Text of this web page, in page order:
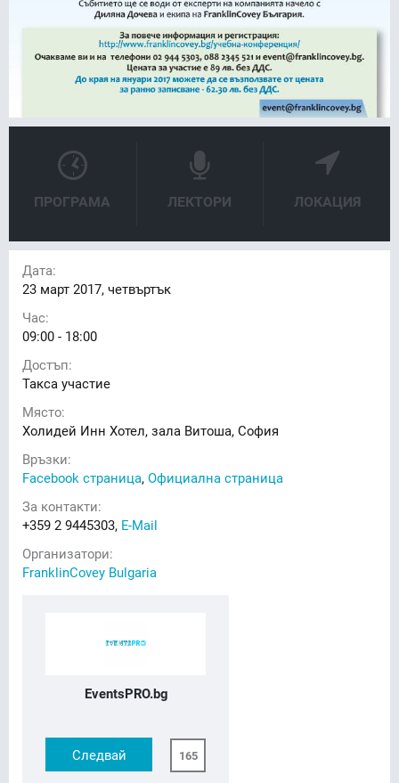
ПРОГРАМА ЛЕКТОРИ ЛОКАЦИЯ
Дата:
23 март 2017, четвъртък
Час:
09:00 - 18:00
Достъп:
Такса участие
Място:
Холидей Инн Хотел, зала Витоша, София
Връзки:
Facebook страница, Официална страница
За контакти:
+359 2 9445303, E-Mail
Организатори:
FranklinCovey Bulgaria
EventsPRO.bg
Следвай 165